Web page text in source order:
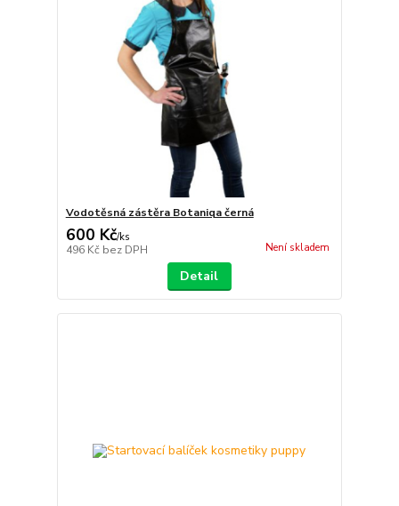
Vodotěsná zástěra Botaniqa černá
600 Kč/ks
496 Kč bez DPH Není skladem
Detail